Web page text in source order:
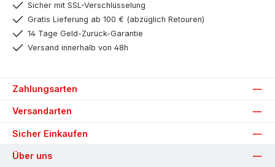
Sicher mit SSL-Verschlüsselung
Gratis Lieferung ab 100 € (abzüglich Retouren)
14 Tage Geld-Zurück-Garantie
Versand innerhalb von 48h
Zahlungsarten
Versandarten
Sicher Einkaufen
Über uns